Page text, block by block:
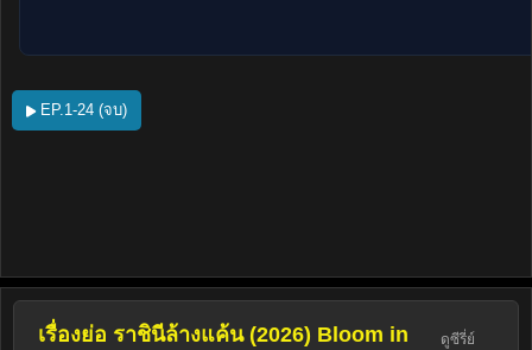
EP.1-24 (จบ)
เรื่องย่อ ราชินีล้างแค้น (2026) Bloom in
ดูซีรี่ย์